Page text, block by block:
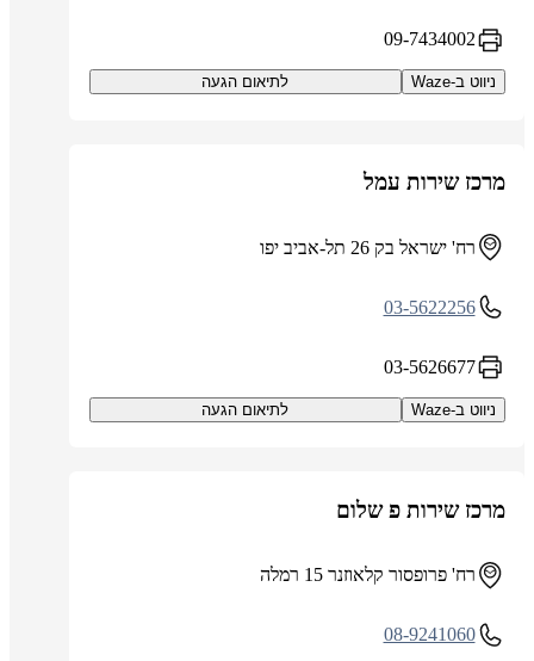
09-7434002
ניווט ב-Waze לתיאום הגעה
מרכז שירות עמל
רח' ישראל בק 26 תל-אביב יפו
03-5622256
03-5626677
ניווט ב-Waze לתיאום הגעה
מרכז שירות פ שלום
רח' פרופסור קלאוזנר 15 רמלה
08-9241060